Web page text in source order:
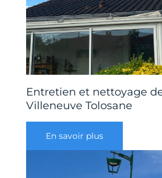
Entretien et nettoyage
Villeneuve Tolosane
En savoir plus